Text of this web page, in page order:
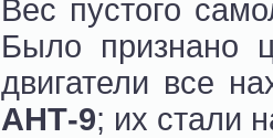
Вес пустого
Было признано
двигатели все
АНТ-9; их стали